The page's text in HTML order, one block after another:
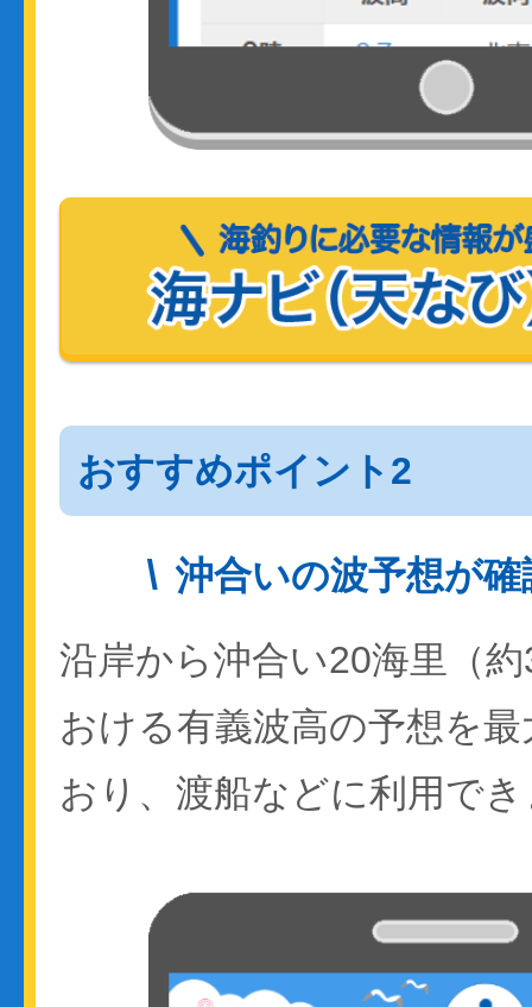
おすすめポイント2
沖合いの波予想が
沿岸から沖合い20海里（
おける有義波高の予想を
おり、渡船などに利用で